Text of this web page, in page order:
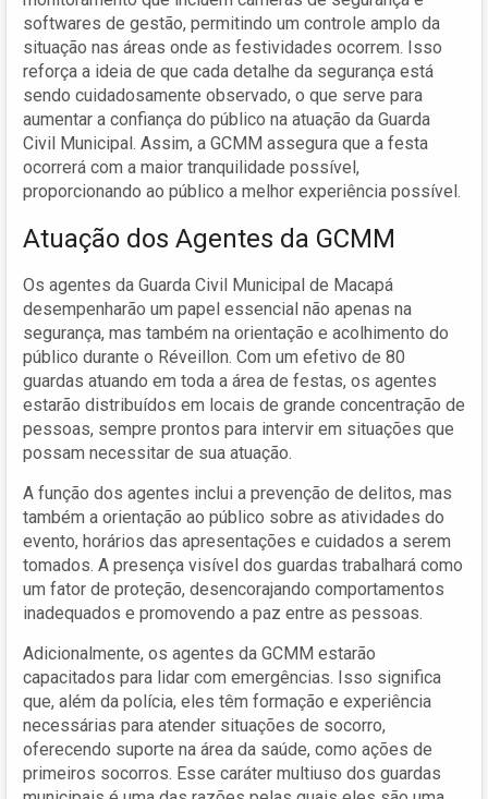
softwares de gestão, permitindo um controle amplo da
situação nas áreas onde as festividades ocorrem. Isso
reforça a ideia de que cada detalhe da segurança está
sendo cuidadosamente observado, o que serve para
aumentar a confiança do público na atuação da Guarda
Civil Municipal. Assim, a GCMM assegura que a festa
ocorrerá com a maior tranquilidade possível,
proporcionando ao público a melhor experiência possível.
Atuação dos Agentes da GCMM
Os agentes da Guarda Civil Municipal de Macapá
desempenharão um papel essencial não apenas na
segurança, mas também na orientação e acolhimento do
público durante o Réveillon. Com um efetivo de 80
guardas atuando em toda a área de festas, os agentes
estarão distribuídos em locais de grande concentração de
pessoas, sempre prontos para intervir em situações que
possam necessitar de sua atuação.
A função dos agentes inclui a prevenção de delitos, mas
também a orientação ao público sobre as atividades do
evento, horários das apresentações e cuidados a serem
tomados. A presença visível dos guardas trabalhará como
um fator de proteção, desencorajando comportamentos
inadequados e promovendo a paz entre as pessoas.
Adicionalmente, os agentes da GCMM estarão
capacitados para lidar com emergências. Isso significa
que, além da polícia, eles têm formação e experiência
necessárias para atender situações de socorro,
oferecendo suporte na área da saúde, como ações de
primeiros socorros. Esse caráter multiuso dos guardas